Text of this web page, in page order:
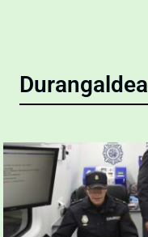
Durangaldea